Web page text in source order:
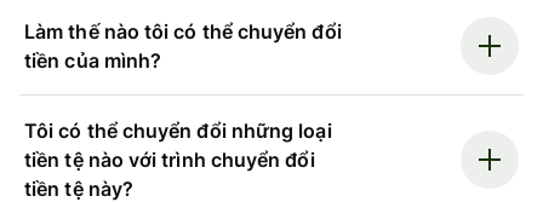
Làm thế nào tôi có thể chuyển đổi
tiền của mình?
Tôi có thể chuyển đổi những loại
tiền tệ nào với trình chuyển đổi
tiền tệ này?